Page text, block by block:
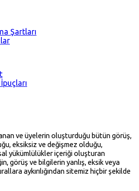
Şartları
ve üyelerin oluşturduğu bütün görüş,
eksiksiz ve değişmez olduğu,
yükümlülükler içeriği oluşturan
görüş ve bilgilerin yanlış, eksik veya
aykırılığından sitemiz hiçbir şekilde